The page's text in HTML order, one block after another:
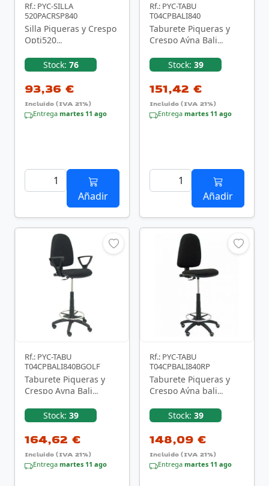
Rf.: PYC-SILLA
520PACRSP840
Silla Piqueras y Crespo
Opti520
Stock: 76
93,36 €
Incluido (IVA 21%)
Entrega martes 11 ago
Añadir
Rf.: PYC-TABU
T04CPBALI840
Taburete Piqueras y
Crespo Aýna Bali
Stock: 39
151,42 €
Incluido (IVA 21%)
Entrega martes 11 ago
Añadir
Rf.: PYC-TABU
T04CPBALI840BGOLF
Taburete Piqueras y
Crespo Ayna Bali
NegroStock: 39
164,62 €
Incluido (IVA 21%)
Entrega martes 11 ago
Rf.: PYC-TABU
T04CPBALI840RP
Taburete Piqueras y
Crespo Aýna bali
NegroStock: 39
148,09 €
Incluido (IVA 21%)
Entrega martes 11 ago